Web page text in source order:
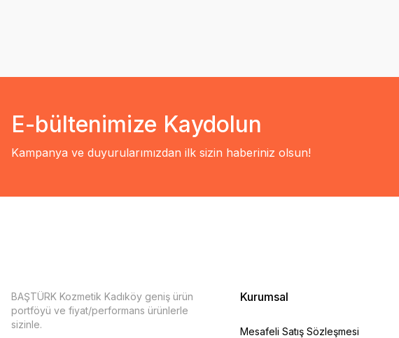
E-bültenimize Kaydolun
Kampanya ve duyurularımızdan ilk sizin haberiniz olsun!
BAŞTÜRK Kozmetik Kadıköy geniş ürün
portföyü ve fiyat/performans ürünlerle
sizinle.
Kurumsal
Mesafeli Satış Sözleşmesi